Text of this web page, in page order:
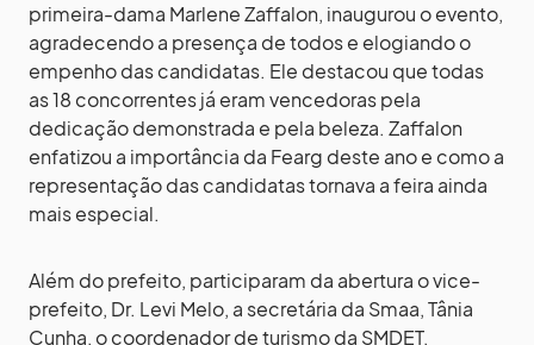
primeira-dama Marlene Zaffalon, inaugurou o evento,
agradecendo a presença de todos e elogiando o
empenho das candidatas. Ele destacou que todas
as 18 concorrentes já eram vencedoras pela
dedicação demonstrada e pela beleza. Zaffalon
enfatizou a importância da Fearg deste ano e como a
representação das candidatas tornava a feira ainda
mais especial.
Além do prefeito, participaram da abertura o vice-
prefeito, Dr. Levi Melo, a secretária da Smaa, Tânia
Cunha, o coordenador de turismo da SMDET,